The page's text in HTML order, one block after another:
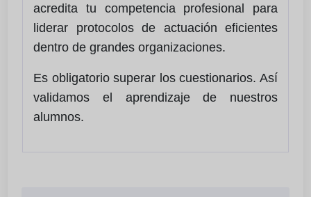
acredita tu competencia profesional para
liderar protocolos de actuación eficientes
dentro de grandes organizaciones.
Es obligatorio superar los cuestionarios. Así
validamos el aprendizaje de nuestros
alumnos.